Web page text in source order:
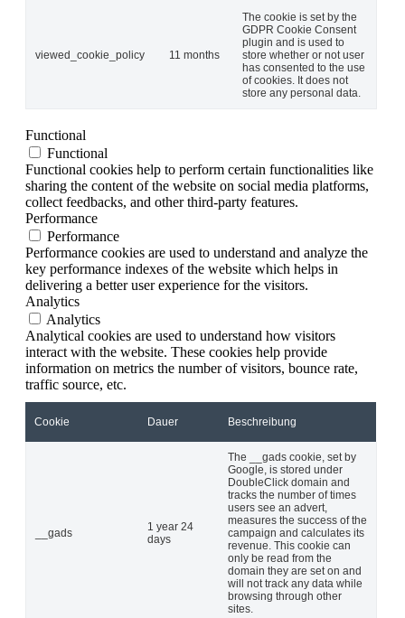
viewed_cookie_policy 11 months
The cookie is set by the
GDPR Cookie Consent
plugin and is used to
store whether or not user
has consented to the use
of cookies. It does not
store any personal data.
Functional
Functional
Functional cookies help to perform certain functionalities like
sharing the content of the website on social media platforms,
collect feedbacks, and other third-party features.
Performance
Performance
Performance cookies are used to understand and analyze the
key performance indexes of the website which helps in
delivering a better user experience for the visitors.
Analytics
Analytics
Analytical cookies are used to understand how visitors
interact with the website. These cookies help provide
information on metrics the number of visitors, bounce rate,
traffic source, etc.
Cookie Dauer Beschreibung
__gads
1 year 24
days
The __gads cookie, set by
Google, is stored under
DoubleClick domain and
tracks the number of times
users see an advert,
measures the success of the
campaign and calculates its
revenue. This cookie can
only be read from the
domain they are set on and
will not track any data while
browsing through other
sites.